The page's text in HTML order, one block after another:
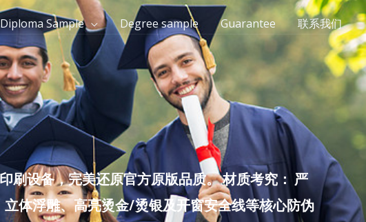
Diploma Sample Degree sample Guarantee 联系我们
刷设备，完美还原官方原版品质。 材质考究： 严
体浮雕、高亮烫金/烫银及开窗安全线等核心防伪